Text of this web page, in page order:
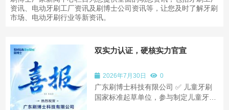
资讯、电动牙刷工厂资讯及刷博士公司资讯等，让您及时了解牙刷
市场、电动牙刷行业等新资讯。
双实力认证，硬核实力官宣
2026年7月30日 0
广东刷博士科技有限公司 ✅ 儿童牙刷
国家标准起草单位，参与制定儿童牙刷